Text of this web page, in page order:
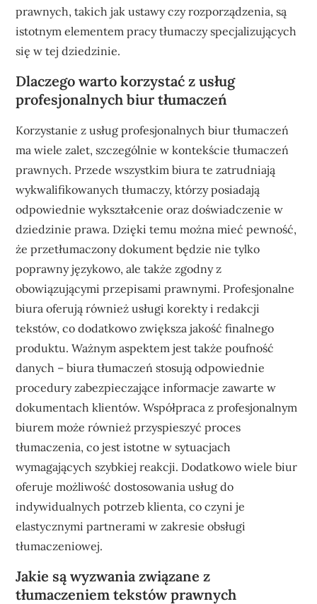
prawnych, takich jak ustawy czy rozporządzenia, są
istotnym elementem pracy tłumaczy specjalizujących
się w tej dziedzinie.
Dlaczego warto korzystać z usług
profesjonalnych biur tłumaczeń
Korzystanie z usług profesjonalnych biur tłumaczeń
ma wiele zalet, szczególnie w kontekście tłumaczeń
prawnych. Przede wszystkim biura te zatrudniają
wykwalifikowanych tłumaczy, którzy posiadają
odpowiednie wykształcenie oraz doświadczenie w
dziedzinie prawa. Dzięki temu można mieć pewność,
że przetłumaczony dokument będzie nie tylko
poprawny językowo, ale także zgodny z
obowiązującymi przepisami prawnymi. Profesjonalne
biura oferują również usługi korekty i redakcji
tekstów, co dodatkowo zwiększa jakość finalnego
produktu. Ważnym aspektem jest także poufność
danych – biura tłumaczeń stosują odpowiednie
procedury zabezpieczające informacje zawarte w
dokumentach klientów. Współpraca z profesjonalnym
biurem może również przyspieszyć proces
tłumaczenia, co jest istotne w sytuacjach
wymagających szybkiej reakcji. Dodatkowo wiele biur
oferuje możliwość dostosowania usług do
indywidualnych potrzeb klienta, co czyni je
elastycznymi partnerami w zakresie obsługi
tłumaczeniowej.
Jakie są wyzwania związane z
tłumaczeniem tekstów prawnych